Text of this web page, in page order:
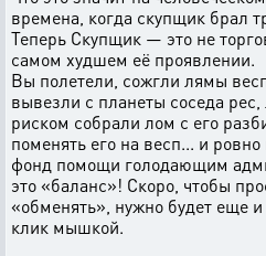
времена, когда скупщик брал
Теперь Скупщик — это не
самом худшем её проявлении.
Вы полетели, сожгли лямы
вывезли с планеты соседа
риском собрали лом с его
поменять его на весп... и
фонд помощи голодающим
это «баланс»! Скоро, чтобы
«обменять», нужно будет еще
клик мышкой.